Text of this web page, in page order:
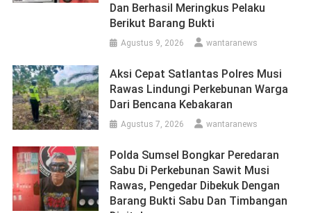
Dan Berhasil Meringkus Pelaku
Berikut Barang Bukti
Agustus 9, 2026 wantaranews
Aksi Cepat Satlantas Polres Musi
Rawas Lindungi Perkebunan Warga
Dari Bencana Kebakaran
Agustus 7, 2026 wantaranews
Polda Sumsel Bongkar Peredaran
Sabu Di Perkebunan Sawit Musi
Rawas, Pengedar Dibekuk Dengan
Barang Bukti Sabu Dan Timbangan